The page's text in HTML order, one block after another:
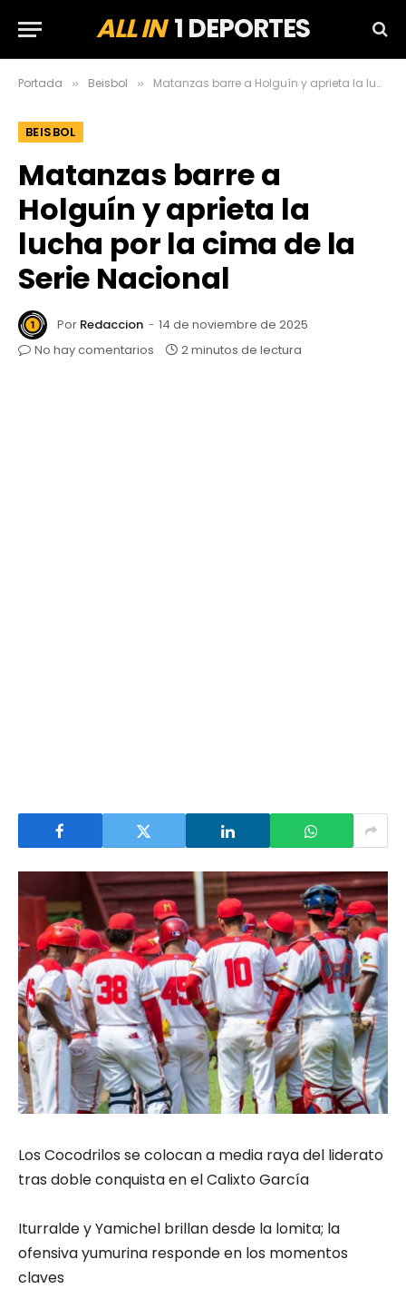
ALL IN1 DEPORTES
Portada » Beisbol » Matanzas barre a Holguín y aprieta la lucha por la cima de la Serie Nacional
BEISBOL
Matanzas barre a
Holguín y aprieta la
lucha por la cima de la
Serie Nacional
Por Redaccion
14 de noviembre de 2025
No hay comentarios
2 minutos de lectura
Los Cocodrilos se colocan a media raya del liderato
tras doble conquista en el Calixto García
Iturralde y Yamichel brillan desde la lomita; la
ofensiva yumurina responde en los momentos
claves